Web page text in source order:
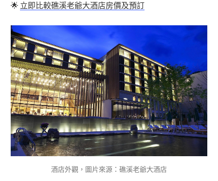
🌟 立即比較礁溪老爺大酒店房價及預訂
酒店外觀，圖片來源：礁溪老爺大酒店